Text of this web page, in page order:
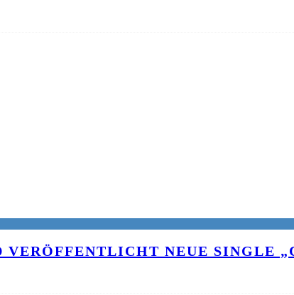
VERÖFFENTLICHT NEUE SINGLE